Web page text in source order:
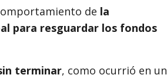
de la
para resguardar los fondos
terminar, como ocurrió en un